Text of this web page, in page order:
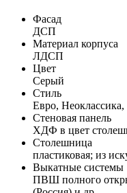
Фасад
ДСП
Материал корпуса
ЛДСП
Цвет
Серый
Стиль
Евро,
Стеновая панель
ХДФ в цвет
Столешница
пластиковая; из
Выкатные системы
ПВШ полного